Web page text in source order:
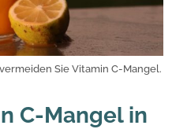
Sie Vitamin C-Mangel.
C-Mangel in